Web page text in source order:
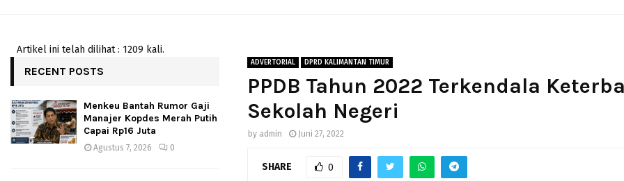
Artikel ini telah dilihat : 1209 kali.
ADVERTORIAL DPRD KALIMANTAN TIMUR
PPDB Tahun 2022 Terkendala
Sekolah Negeri
by admin Juni 27, 2022
SHARE 0
RECENT POSTS
Menkeu Bantah Rumor Gaji
Manajer Kopdes Merah Putih
Capai Rp16 Juta
Agustus 7, 2026 0